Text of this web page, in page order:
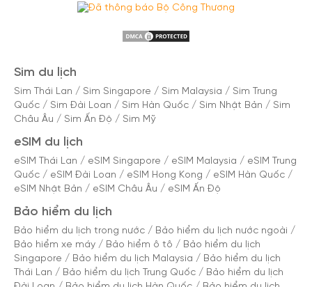
Sim du lịch
Sim Thái Lan / Sim Singapore / Sim Malaysia / Sim Trung
Quốc / Sim Đài Loan / Sim Hàn Quốc / Sim Nhật Bản / Sim
Châu Âu / Sim Ấn Độ / Sim Mỹ
eSIM du lịch
eSIM Thái Lan / eSIM Singapore / eSIM Malaysia / eSIM Trung
Quốc / eSIM Đài Loan / eSIM Hong Kong / eSIM Hàn Quốc /
eSIM Nhật Bản / eSIM Châu Âu / eSIM Ấn Độ
Bảo hiểm du lịch
Bảo hiểm du lịch trong nước / Bảo hiểm du lịch nước ngoài /
Bảo hiểm xe máy / Bảo hiểm ô tô / Bảo hiểm du lịch
Singapore / Bảo hiểm du lịch Malaysia / Bảo hiểm du lịch
Thái Lan / Bảo hiểm du lịch Trung Quốc / Bảo hiểm du lịch